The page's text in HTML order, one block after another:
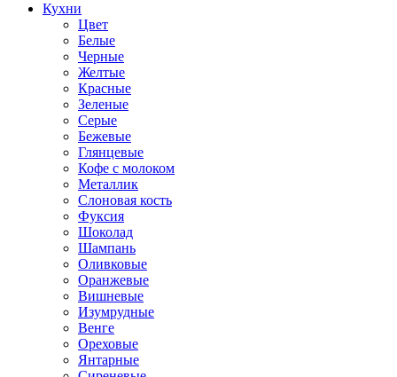
Кухни
Цвет
Белые
Черные
Желтые
Красные
Зеленые
Серые
Бежевые
Глянцевые
Кофе с молоком
Металлик
Слоновая кость
Фуксия
Шоколад
Шампань
Оливковые
Оранжевые
Вишневые
Изумрудные
Венге
Ореховые
Янтарные